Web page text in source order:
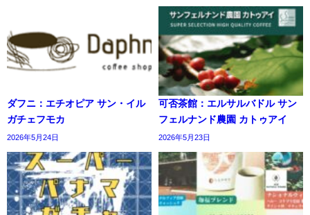
ダフニ：エチオピア サン・イル
ガチェフモカ
2026年5月24日
可否茶館：エルサルバドル サン
フェルナンド農園 カトゥアイ
2026年5月23日